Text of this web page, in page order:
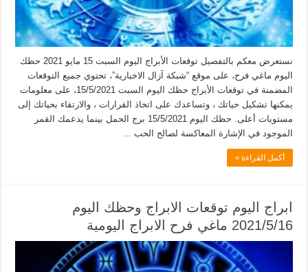
نستعرض معكم بالتفصيل توقعات الأبراج اليوم السبت 15 مايو 2021 حظك
اليوم ماغي فرح، على موقع “شبكة آزال الاخبارية”، تحتوي جميع التوقعات
المضمنة في توقعات الأبراج حظك اليوم السبت 15/5/2021، على معلومات
يمكنها تشكيل حياتك ، وتساعدك على اتخاذ القرارات ، والارتقاء بحياتك إلى
مستويات أعلى. حظك اليوم 15/5/2021 برج الحمل بينما يدعمك القمر
الموجود في الإشارة المعاكسة لصالح الحب …
أكمل القراءة »
ابراج اليوم توقعات الابراج وحظك اليوم
2021/5/16 ماغي فرح الابراج اليومية